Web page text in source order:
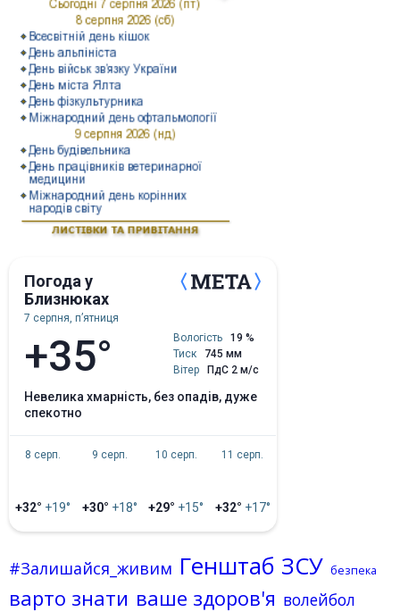
Погода у
Близнюках
7 серпня, пʼятниця
+35° Вологість
19 %
Тиск
745 мм
Вітер
ПдС 2 м/с
невелика хмарність, без опадів, дуже
спекотно
8 серп.
+32° +19°
9 серп.
+30° +18°
10 серп.
+29° +15°
11 серп.
+32° +17°
#Залишайся_живим Генштаб ЗСУ безпека
варто знати ваше здоров'я волейбол